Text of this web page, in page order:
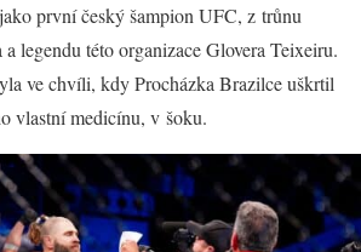
první český šampion UFC, z trůnu
a legendu této organizace Glovera Teixeiru.
ve chvíli, kdy Procházka Brazilce uškrtil
vlastní medicínu, v šoku.